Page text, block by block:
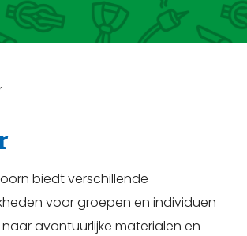
biedt verschillende
voor groepen en individuen
avontuurlijke materialen en